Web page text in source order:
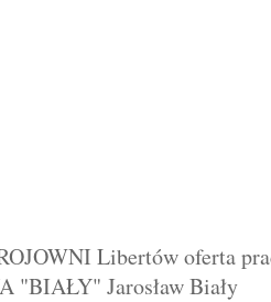
Libertów oferta
"BIAŁY" Jarosław Biały